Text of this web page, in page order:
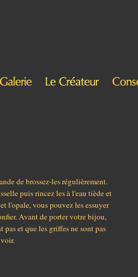
de brossez-les régulièrement.
puis rincez les à l'eau tiède et
l'opale, vous pouvez les essuyer
Avant de porter votre bijou,
et que les griffes ne sont pas